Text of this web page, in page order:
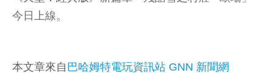
今日上線。
本文章來自 巴哈姆特電玩資訊站 GNN 新聞網